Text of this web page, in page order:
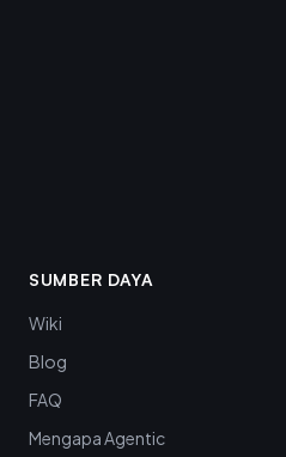
SUMBER DAYA
Wiki
Blog
FAQ
Mengapa Agentic